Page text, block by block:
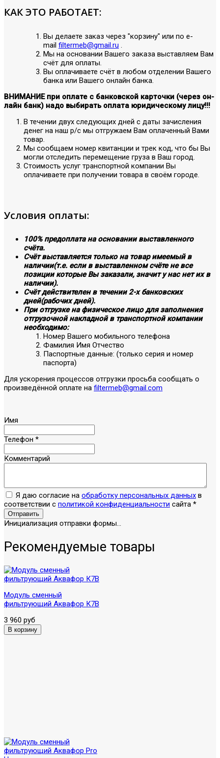
КАК ЭТО РАБОТАЕТ:
Вы делаете заказ через "корзину" или по е-
mail filtermeb@gmail.ru .
Мы на основании Вашего заказа выставляем Вам
счёт для оплаты.
Вы оплачиваете счёт в любом отделении Вашего
банка или Вашего онлайн банка.
ВНИМАНИЕ при оплате с банковской карточки (через он-
лайн банк) надо выбирать оплата юридическому лицу!!!
В течении двух следующих дней с даты зачисления
денег на наш р/с мы отгружаем Вам оплаченный Вами
товар.
Мы сообщаем номер квитанции и трек код, что бы Вы
могли отследить перемещение груза в Ваш город.
Стоимость услуг транспортной компании Вы
оплачиваете при получении товара в своём городе.
Условия оплаты:
100% предоплата на основании выставленного
счёта.
Счёт выставляется только на товар имеемый в
наличии(т.е. если в выставленном счёте не все
позиции которые Вы заказали, значит у нас нет их в
наличии).
Счёт действителен в течении 2-х банковских
дней(рабочих дней).
При отгрузке на физическое лицо для заполнения
отгрузочной накладной в транспортной компании
необходимо:
Номер Вашего мобильного телефона
Фамилия Имя Отчество
Паспортные данные: (только серия и номер
паспорта)
Для ускорения процессов отгрузки просьба сообщать о
произведённой оплате на filtermeb@gmail.com
Имя
Телефон *
Комментарий
Я даю согласие на обработку персональных данных в
соответствии с политикой конфиденциальности сайта *
Отправить
Инициализация отправки формы...
Рекомендуемые товары
Модуль сменный
фильтрующий Аквафор К7В
3 960 руб